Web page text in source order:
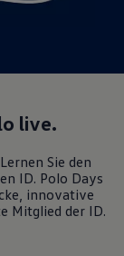
live.
Sie den
ID. Polo Days
innovative
Mitglied der ID.